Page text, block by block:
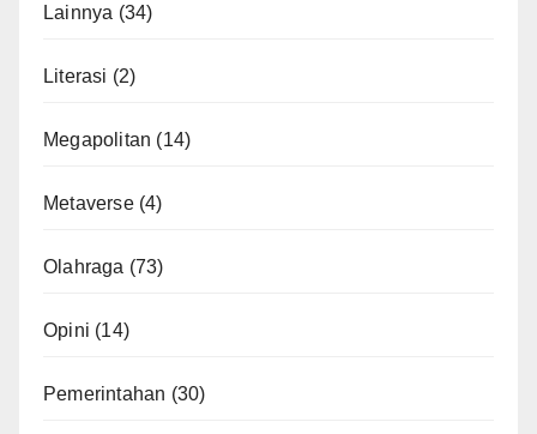
Lainnya (34)
Literasi (2)
Megapolitan (14)
Metaverse(4)
Olahraga (73)
Opini (14)
Pemerintahan (30)